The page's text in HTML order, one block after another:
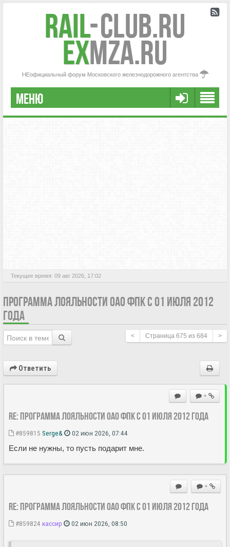
Rail-Club.RU
exMZA.RU
НЕофициальный форум Московского железнодорожного агентства
МЕНЮ
РЕГИСТРАЦИЯ
Текущее время: 09 авг 2026, 17:02
ПРОГРАММА ЛОЯЛЬНОСТИ ОАО ФПК С 01 ИЮЛЯ 2012
ГОДА
< Страница 675 из 684 >
Ответить
+
Re: Программа лояльности ОАО ФПК с 01 июля 2012 года
#859815 Serge& 02 июн 2026, 07:44
Если не нужны, то пусть подарит мне.
+
Re: Программа лояльности ОАО ФПК с 01 июля 2012 года
#859824 кассир 02 июн 2026, 08:50